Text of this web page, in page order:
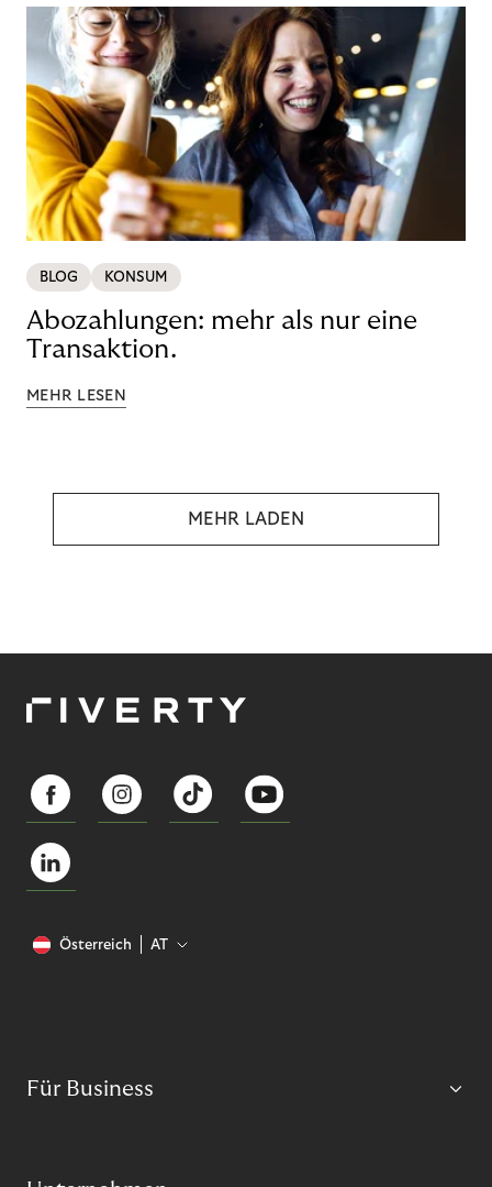
BLOG KONSUM
Abozahlungen: mehr als nur eine
Transaktion.
MEHR LESEN
MEHR LADEN
Österreich AT
Für Business